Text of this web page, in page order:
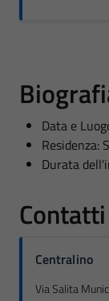
Data e
Residenza:
Durata
Contatti
Centralino
Via Salita